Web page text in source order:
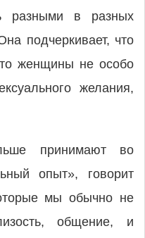
разными в разных
подчеркивает, что
женщины не особо
желания,
принимают во
опыт», говорит
мы обычно не
общение, и